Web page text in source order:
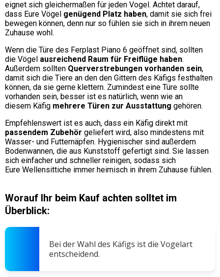
eignet sich gleichermaßen für jeden Vogel. Achtet darauf,
dass Eure Vögel genügend Platz haben, damit sie sich frei
bewegen können, denn nur so fühlen sie sich in ihrem neuen
Zuhause wohl.
Wenn die Türe des Ferplast Piano 6 geöffnet sind, sollten
die Vögel ausreichend Raum für Freiflüge haben.
Außerdem sollten Querverstrebungen vorhanden sein,
damit sich die Tiere an den den Gittern des Käfigs festhalten
können, da sie gerne klettern. Zumindest eine Türe sollte
vorhanden sein, besser ist es natürlich, wenn wie an
diesem Käfig mehrere Türen zur Ausstattung gehören.
Empfehlenswert ist es auch, dass ein Käfig direkt mit
passendem Zubehör geliefert wird, also mindestens mit
Wasser- und Futternäpfen. Hygienischer sind außerdem
Bodenwannen, die aus Kunststoff gefertigt sind. Sie lassen
sich einfacher und schneller reinigen, sodass sich
Eure Wellensittiche immer heimisch in ihrem Zuhause fühlen.
Worauf Ihr beim Kauf achten solltet im
Überblick:
Bei der Wahl des Käfigs ist die Vogelart
entscheidend.